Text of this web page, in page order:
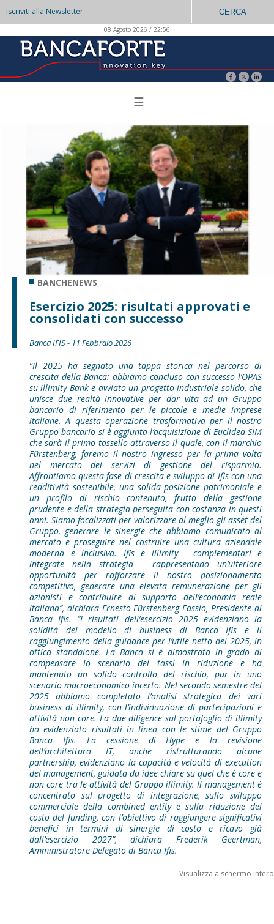
Iscriviti alla Newsletter CERCA
08 Agosto 2026 / 22:56
☰
BANCHENEWS
Esercizio 2025: risultati approvati e
consolidati con successo
Banca IFIS - 11 Febbraio 2026
“Il 2025 ha segnato una tappa storica nel percorso di
crescita della Banca: abbiamo concluso con successo l’OPAS
su illimity Bank e avviato un progetto industriale solido, che
unisce due realtà innovative per dar vita ad un Gruppo
bancario di riferimento per le piccole e medie imprese
italiane. A questa operazione trasformativa per il nostro
Gruppo bancario si è aggiunta l’acquisizione di Euclidea SIM
che sarà il primo tassello attraverso il quale, con il marchio
Fürstenberg, faremo il nostro ingresso per la prima volta
nel mercato dei servizi di gestione del risparmio.
Affrontiamo questa fase di crescita e sviluppo di Ifis con una
redditività sostenibile, una solida posizione patrimoniale e
un profilo di rischio contenuto, frutto della gestione
prudente e della strategia perseguita con costanza in questi
anni. Siamo focalizzati per valorizzare al meglio gli asset del
Gruppo, generare le sinergie che abbiamo comunicato al
mercato e proseguire nel costruire una cultura aziendale
moderna e inclusiva. Ifis e illimity - complementari e
integrate nella strategia - rappresentano un’ulteriore
opportunità per rafforzare il nostro posizionamento
competitivo, generare una elevata remunerazione per gli
azionisti e contribuire al supporto dell’economia reale
italiana”, dichiara Ernesto Fürstenberg Fassio, Presidente di
Banca Ifis. “I risultati dell’esercizio 2025 evidenziano la
solidità del modello di business di Banca Ifis e il
raggiungimento della guidance per l’utile netto del 2025, in
ottica standalone. La Banca si è dimostrata in grado di
compensare lo scenario dei tassi in riduzione e ha
mantenuto un solido controllo del rischio, pur in uno
scenario macroeconomico incerto. Nel secondo semestre del
2025 abbiamo completato l’analisi strategica dei vari
business di illimity, con l’individuazione di partecipazioni e
attività non core. La due diligence sul portafoglio di illimity
ha evidenziato risultati in linea con le stime del Gruppo
Banca Ifis. La cessione di Hype e la revisione
dell’architettura IT, anche ristrutturando alcune
partnership, evidenziano la capacità e velocità di execution
del management, guidata da idee chiare su quel che è core e
non core tra le attività del Gruppo illimity. Il management è
concentrato sul progetto di integrazione, sullo sviluppo
commerciale della combined entity e sulla riduzione del
costo del funding, con l’obiettivo di raggiungere significativi
benefici in termini di sinergie di costo e ricavo già
dall’esercizio 2027”, dichiara Frederik Geertman,
Amministratore Delegato di Banca Ifis.
Visualizza a schermo intero